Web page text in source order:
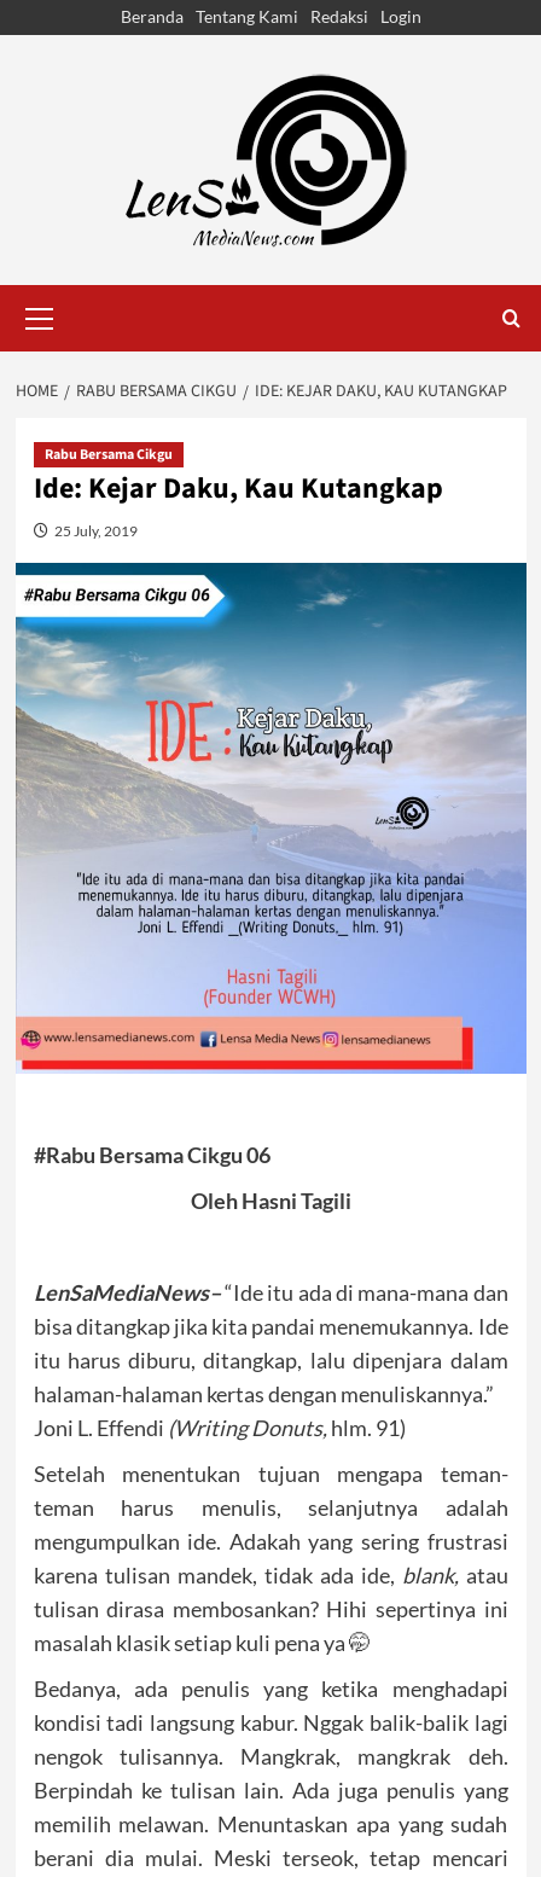
Beranda Tentang Kami Redaksi Login
Menu
HOME RABU BERSAMA CIKGU IDE: KEJAR DAKU, KAU KUTANGKAP
Rabu Bersama Cikgu
Ide: Kejar Daku, Kau Kutangkap
25 July, 2019
#Rabu Bersama Cikgu 06
Oleh Hasni Tagili
LenSaMediaNews–“Ide itu ada di mana-mana dan
bisa ditangkap jika kita pandai menemukannya. Ide
itu harus diburu, ditangkap, lalu dipenjara dalam
halaman-halaman kertas dengan menuliskannya.”
Joni L. Effendi (Writing Donuts,hlm. 91)
Setelah menentukan tujuan mengapa teman-
teman harus menulis, selanjutnya adalah
mengumpulkan ide. Adakah yang sering frustrasi
karena tulisan mandek, tidak ada ide, blank,atau
tulisan dirasa membosankan? Hihi sepertinya ini
masalah klasik setiap kuli pena ya 🤭
Bedanya, ada penulis yang ketika menghadapi
kondisi tadi langsung kabur. Nggak balik-balik lagi
nengok tulisannya. Mangkrak, mangkrak deh.
Berpindah ke tulisan lain. Ada juga penulis yang
memilih melawan. Menuntaskan apa yang sudah
berani dia mulai. Meski terseok, tetap mencari